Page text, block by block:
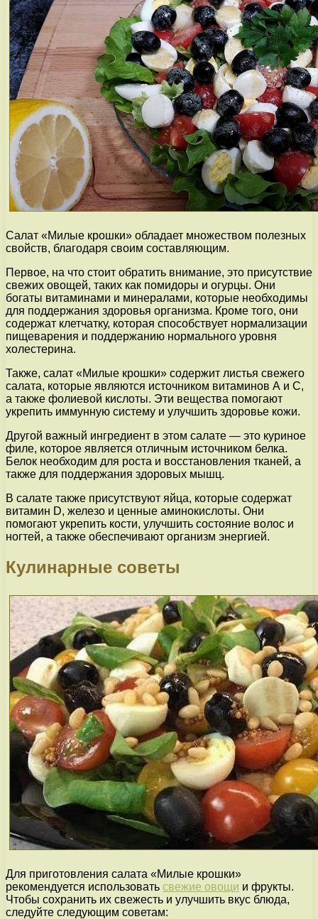
Салат «Милые крошки» обладает множеством полезных
свойств, благодаря своим составляющим.
Первое, на что стоит обратить внимание, это присутствие
свежих овощей, таких как помидоры и огурцы. Они
богаты витаминами и минералами, которые необходимы
для поддержания здоровья организма. Кроме того, они
содержат клетчатку, которая способствует нормализации
пищеварения и поддержанию нормального уровня
холестерина.
Также, салат «Милые крошки» содержит листья свежего
салата, которые являются источником витаминов А и С,
а также фолиевой кислоты. Эти вещества помогают
укрепить иммунную систему и улучшить здоровье кожи.
Другой важный ингредиент в этом салате — это куриное
филе, которое является отличным источником белка.
Белок необходим для роста и восстановления тканей, а
также для поддержания здоровых мышц.
В салате также присутствуют яйца, которые содержат
витамин D, железо и ценные аминокислоты. Они
помогают укрепить кости, улучшить состояние волос и
ногтей, а также обеспечивают организм энергией.
Кулинарные советы
Для приготовления салата «Милые крошки»
рекомендуется использовать свежие овощи и фрукты.
Чтобы сохранить их свежесть и улучшить вкус блюда,
следуйте следующим советам: